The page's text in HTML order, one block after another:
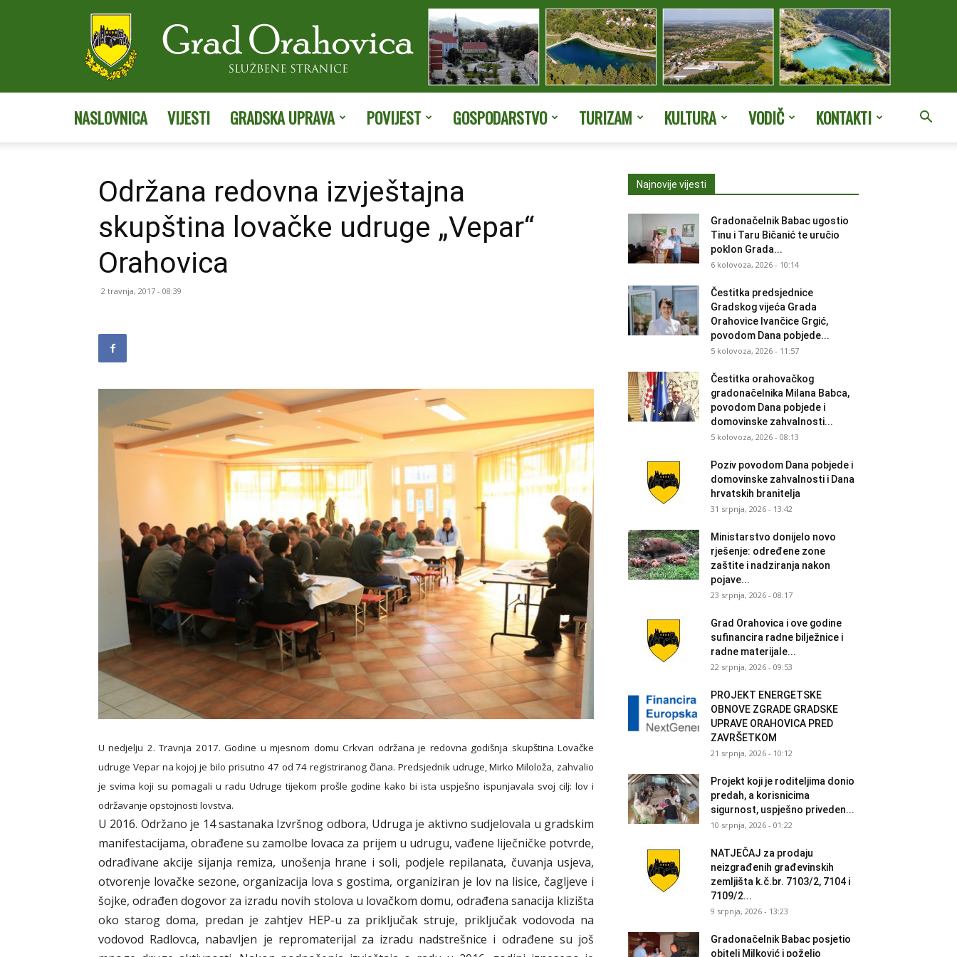
stranice
Orahovice
NASLOVNICA VIJESTI GRADSKA UPRAVA POVIJEST GOSPODARSTVO TURIZAM KULTURA VODIČ KONTAKTI
Održana redovna izvještajna
skupština lovačke udruge „Vepar“
Orahovica
2 travnja, 2017 - 08:39
U nedjelju 2. Travnja 2017. Godine u mjesnom domu Crkvari održana je redovna godišnja skupština Lovačke
udruge Vepar na kojoj je bilo prisutno 47 od 74 registriranog člana. Predsjednik udruge, Mirko Miloloža, zahvalio
je svima koji su pomagali u radu Udruge tijekom prošle godine kako bi ista uspješno ispunjavala svoj cilj: lov i
održavanje opstojnosti lovstva.
U 2016. Održano je 14 sastanaka Izvršnog odbora, Udruga je aktivno sudjelovala u gradskim
manifestacijama, obrađene su zamolbe lovaca za prijem u udrugu, vađene liječničke potvrde,
odrađivane akcije sijanja remiza, unošenja hrane i soli, podjele repilanata, čuvanja usjeva,
otvorenje lovačke sezone, organizacija lova s gostima, organiziran je lov na lisice, čagljeve i
šojke, odrađen dogovor za izradu novih stolova u lovačkom domu, odrađena sanacija klizišta
oko starog doma, predan je zahtjev HEP-u za priključak struje, priključak vodovoda na
vodovod Radlovca, nabavljen je repromaterijal za izradu nadstrešnice i odrađene su još
Najnovije vijesti
Gradonačelnik Babac ugostio
Tinu i Taru Bičanić te uručio
poklon Grada...
6 kolovoza, 2026 - 10:14
Čestitka predsjednice
Gradskog vijeća Grada
Orahovice Ivančice Grgić,
povodom Dana pobjede...
5 kolovoza, 2026 - 11:57
Čestitka orahovačkog
gradonačelnika Milana Babca,
povodom Dana pobjede i
domovinske zahvalnosti...
5 kolovoza, 2026 - 08:13
Poziv povodom Dana pobjede i
domovinske zahvalnosti i Dana
hrvatskih branitelja
31 srpnja, 2026 - 13:42
Ministarstvo donijelo novo
rješenje: određene zone
zaštite i nadziranja nakon
pojave...
23 srpnja, 2026 - 08:17
Grad Orahovica i ove godine
sufinancira radne bilježnice i
radne materijale...
22 srpnja, 2026 - 09:53
PROJEKT ENERGETSKE
OBNOVE ZGRADE GRADSKE
UPRAVE ORAHOVICA PRED
ZAVRŠETKOM
21 srpnja, 2026 - 10:12
Projekt koji je roditeljima donio
predah, a korisnicima
sigurnost, uspješno priveden...
10 srpnja, 2026 - 01:22
NATJEČAJ za prodaju
neizgrađenih građevinskih
zemljišta k.č.br. 7103/2, 7104 i
7109/2...
9 srpnja, 2026 - 13:23
Gradonačelnik Babac posjetio
obitelj Milković i poželio